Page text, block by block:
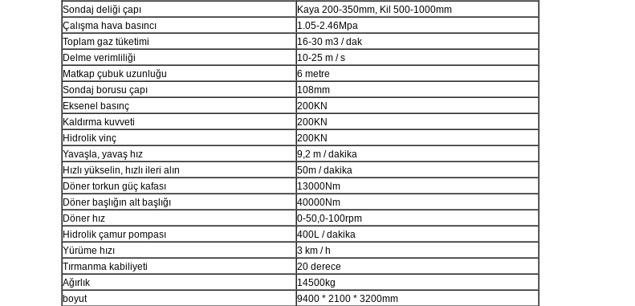
Sondaj deliği çapı
Kaya 200-350mm, Kil 500-1000mm
Çalışma hava basıncı
1.05-2.46Mpa
Toplam gaz tüketimi
16-30 m3 / dak
Delme verimliliği
10-25 m / s
Matkap çubuk uzunluğu
6 metre
Sondaj borusu çapı
108mm
Eksenel basınç
200KN
Kaldırma kuvveti
200KN
Hidrolik vinç
200KN
Yavaşla, yavaş hız
9,2 m / dakika
Hızlı yükselin, hızlı ileri alın
50m / dakika
Döner torkun güç kafası
13000Nm
Döner başlığın alt başlığı
40000Nm
Döner hız
0-50,0-100rpm
Hidrolik çamur pompası
400L / dakika
Yürüme hızı
3 km / h
Tırmanma kabiliyeti
20 derece
Ağırlık
14500kg
boyut
9400 * 2100 * 3200mm